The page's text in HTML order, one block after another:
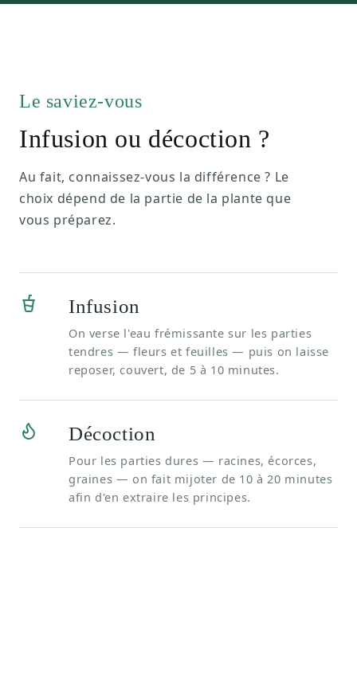
Le saviez-vous
Infusion ou décoction ?
Au fait, connaissez-vous la différence ? Le
choix dépend de la partie de la plante que
vous préparez.
Infusion
On verse l'eau frémissante sur les parties
tendres — fleurs et feuilles — puis on laisse
reposer, couvert, de 5 à 10 minutes.
Décoction
Pour les parties dures — racines, écorces,
graines — on fait mijoter de 10 à 20 minutes
afin d'en extraire les principes.